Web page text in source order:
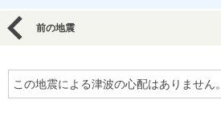
前の地震
この地震による津波の心配はありません。